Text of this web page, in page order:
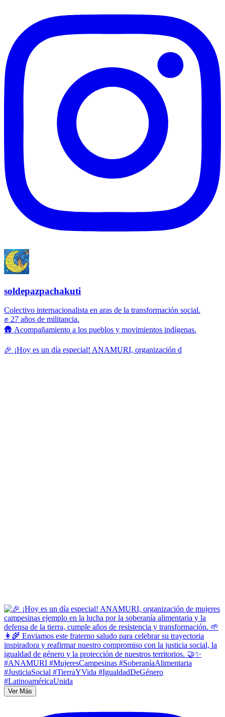
soldepazpachakuti
Colectivo internacionalista en aras de la transformación social.
✊ 27 años de militancia.
🛖 Acompañamiento a los pueblos y movimientos indígenas.
🎉 ¡Hoy es un día especial! ANAMURI, organización d
Ver Más